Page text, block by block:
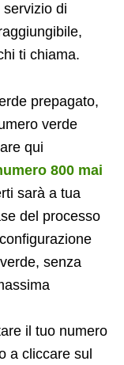
di
ti chiama.
prepagato,
verde
qui
800 mai
sarà a tua
del processo
senza
il tuo numero
a cliccare sul